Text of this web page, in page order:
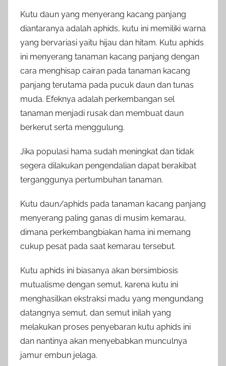
Kutu daun yang menyerang kacang panjang
diantaranya adalah aphids, kutu ini memiliki warna
yang bervariasi yaitu hijau dan hitam. Kutu aphids
ini menyerang tanaman kacang panjang dengan
cara menghisap cairan pada tanaman kacang
panjang terutama pada pucuk daun dan tunas
muda. Efeknya adalah perkembangan sel
tanaman menjadi rusak dan membuat daun
berkerut serta menggulung.
Jika populasi hama sudah meningkat dan tidak
segera dilakukan pengendalian dapat berakibat
terganggunya pertumbuhan tanaman.
Kutu daun/aphids pada tanaman kacang panjang
menyerang paling ganas di musim kemarau,
dimana perkembangbiakan hama ini memang
cukup pesat pada saat kemarau tersebut.
Kutu aphids ini biasanya akan bersimbiosis
mutualisme dengan semut, karena kutu ini
menghasilkan ekstraksi madu yang mengundang
datangnya semut, dan semut inilah yang
melakukan proses penyebaran kutu aphids ini
dan nantinya akan menyebabkan munculnya
jamur embun jelaga.